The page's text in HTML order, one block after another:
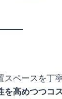
ペースを丁
を高めつつコ